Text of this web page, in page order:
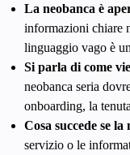
La neobanca è
informazioni chiare
linguaggio vago è
Si parla di come
neobanca seria
onboarding, la
Cosa succede se
servizio o le